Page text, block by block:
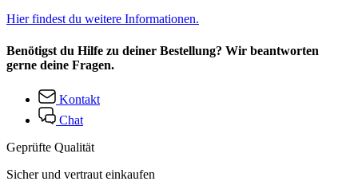
Hier findest du weitere Informationen.
Benötigst du Hilfe zu deiner Bestellung? Wir beantworten
gerne deine Fragen.
Kontakt
Chat
Geprüfte Qualität
Sicher und vertraut einkaufen